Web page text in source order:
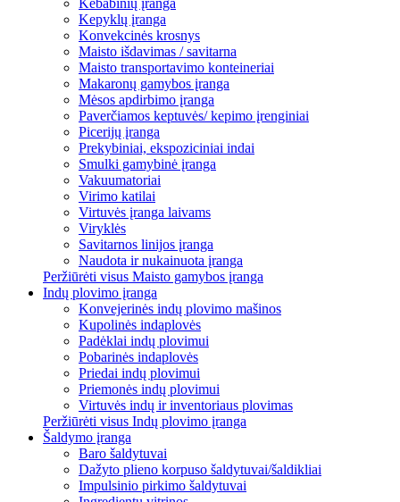
Kebabinių įranga
Kepyklų įranga
Konvekcinės krosnys
Maisto išdavimas / savitarna
Maisto transportavimo konteineriai
Makaronų gamybos įranga
Mėsos apdirbimo įranga
Paverčiamos keptuvės/ kepimo įrenginiai
Picerijų įranga
Prekybiniai, ekspoziciniai indai
Smulki gamybinė įranga
Vakuumatoriai
Virimo katilai
Virtuvės įranga laivams
Viryklės
Savitarnos linijos įranga
Naudota ir nukainuota įranga
Peržiūrėti visus Maisto gamybos įranga
Indų plovimo įranga
Konvejerinės indų plovimo mašinos
Kupolinės indaplovės
Padėklai indų plovimui
Pobarinės indaplovės
Priedai indų plovimui
Priemonės indų plovimui
Virtuvės indų ir inventoriaus plovimas
Peržiūrėti visus Indų plovimo įranga
Šaldymo įranga
Baro šaldytuvai
Dažyto plieno korpuso šaldytuvai/šaldikliai
Impulsinio pirkimo šaldytuvai